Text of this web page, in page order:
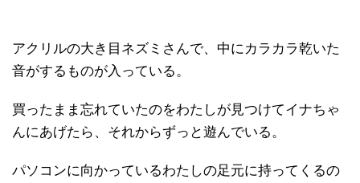
アクリルの大き目ネズミさんで、中にカラカラ乾いた
音がするものが入っている。
買ったまま忘れていたのをわたしが見つけてイナちゃ
んにあげたら、それからずっと遊んでいる。
パソコンに向かっているわたしの足元に持ってくるの